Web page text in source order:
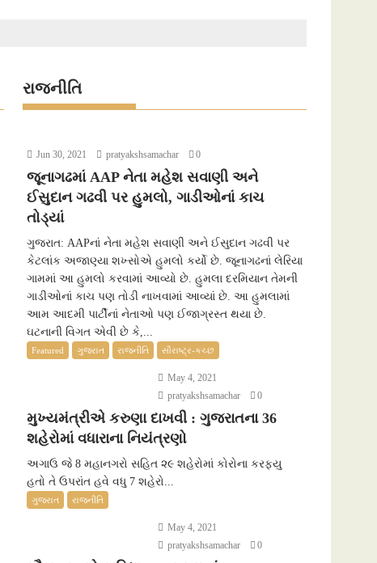
રાજનીતિ
Jun 30, 2021 pratyakshsamachar 0
જૂનાગઢમાં AAP નેતા મહેશ સવાણી અને
ઈસુદાન ગઢવી પર હુમલો, ગાડીઓનાં કાચ
તોડ્યાં
ગુજરાત: AAPનાં નેતા મહેશ સવાણી અને ઈસુદાન ગઢવી પર
કેટલાંક અજાણ્યા શખ્સોએ હુમલો કર્યો છે. જૂનાગઢનાં લેરિયા
ગામમાં આ હુમલો કરવામાં આવ્યો છે. હુમલા દરમિયાન તેમની
ગાડીઓનાં કાચ પણ તોડી નાખવામાં આવ્યાં છે. આ હુમલામાં
આમ આદમી પાર્ટીનાં નેતાઓ પણ ઈજાગ્રસ્ત થયા છે.
ઘટનાની વિગત એવી છે કે,...
Featured ગુજરાત રાજનીતિ સૌરાષ્ટ્ર-કચ્છ
May 4, 2021
pratyakshsamachar
0
મુખ્યમંત્રીએ કરુણા દાખવી : ગુજરાતના 36
શહેરોમાં વધારાના નિયંત્રણો
અગાઉ જે 8 મહાનગરો સહિત ૨૯ શહેરોમાં કોરોના કરફ્યુ
હતો તે ઉપરાંત હવે વધુ 7 શહેરો...
ગુજરાત રાજનીતિ
May 4, 2021
pratyakshsamachar
0